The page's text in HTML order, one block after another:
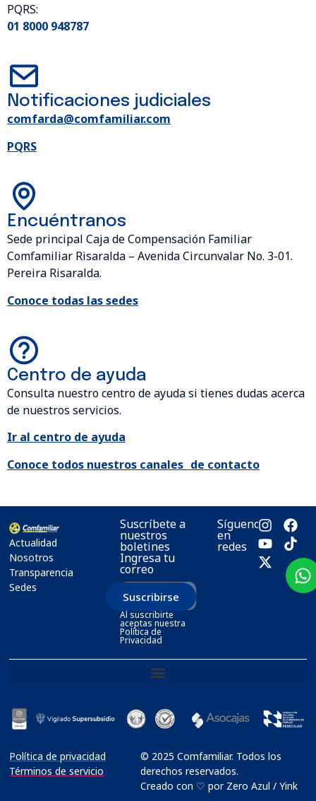
PQRS:
01 8000 948787
Notificaciones judiciales
comfarda@comfamiliar.com
PQRS
Encuéntranos
Sede principal Caja de Compensación Familiar
Comfamiliar Risaralda – Avenida Circunvalar No. 3-01.
Pereira Risaralda.
Conoce todas las sedes
Centro de ayuda
Consulta nuestro centro de ayuda si tienes dudas acerca
de nuestros servicios.
Ir al centro de ayuda
Conoce todos nuestros canales de contacto
Actualidad
Nosotros
Transparencia
Sedes
Suscríbete a
nuestros
boletines
Ingresa tu
correo
Suscribirse
Al suscribirte
aceptas nuestra
Política de
Privacidad
Síguenos
en
redes
Política de privacidad
Términos de servicio
© 2025 Comfamiliar. Todos los
derechos reservados.
Creado con ♡ por Zero Azul / Yink